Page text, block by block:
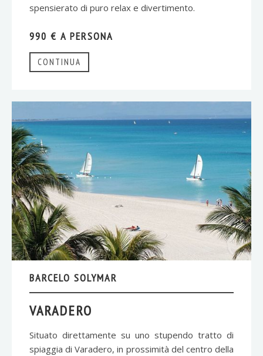
spensierato di puro relax e divertimento.
990 € A PERSONA
CONTINUA
BARCELO SOLYMAR
VARADERO
Situato direttamente su uno stupendo tratto di
spiaggia di Varadero, in prossimità del centro della